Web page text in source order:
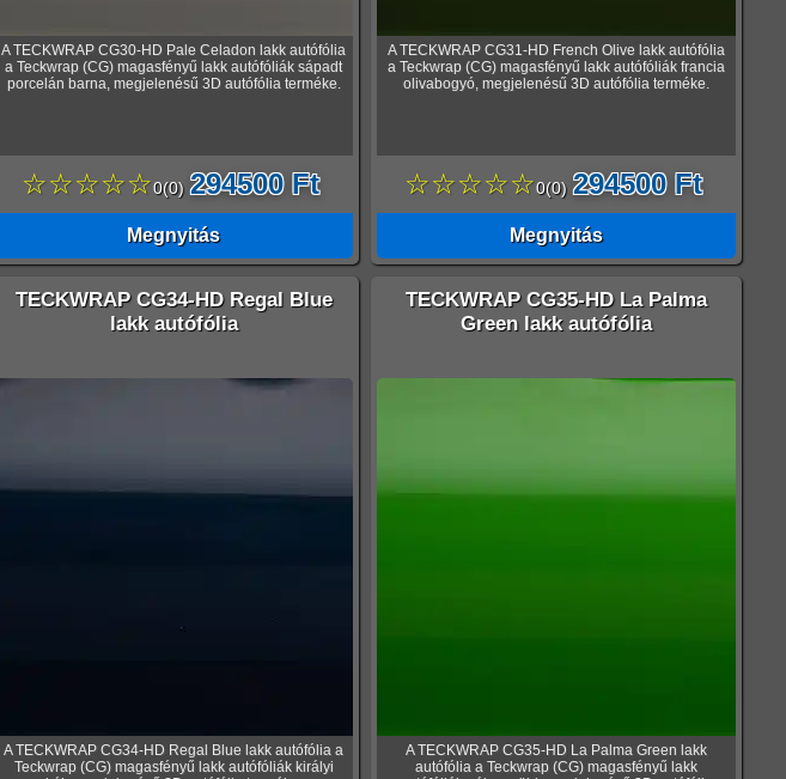
A TECKWRAP CG30-HD Pale Celadon lakk autófólia
a Teckwrap (CG) magasfényű lakk autófóliák sápadt
porcelán barna, megjelenésű 3D autófólia terméke.
☆☆☆☆☆0(0) 294500 Ft
Megnyitás
A TECKWRAP CG31-HD French Olive lakk autófólia
a Teckwrap (CG) magasfényű lakk autófóliák francia
olivabogyó, megjelenésű 3D autófólia terméke.
☆☆☆☆☆0(0) 294500 Ft
Megnyitás
TECKWRAP CG34-HD Regal Blue
lakk autófólia
A TECKWRAP CG34-HD Regal Blue lakk autófólia a
Teckwrap (CG) magasfényű lakk autófóliák királyi
TECKWRAP CG35-HD La Palma
Green lakk autófólia
A TECKWRAP CG35-HD La Palma Green lakk
autófólia a Teckwrap (CG) magasfényű lakk